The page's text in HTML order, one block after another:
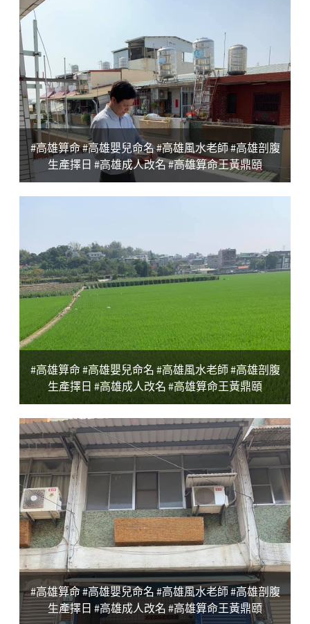
#高雄算命 #高雄嬰兒命名 #高雄風水老師 #高雄剖腹
生產擇日 #高雄成人改名 #高雄算命王黃鼎頤
#高雄算命 #高雄嬰兒命名 #高雄風水老師 #高雄剖腹
生產擇日 #高雄成人改名 #高雄算命王黃鼎頤
#高雄算命 #高雄嬰兒命名 #高雄風水老師 #高雄剖腹
生產擇日 #高雄成人改名 #高雄算命王黃鼎頤